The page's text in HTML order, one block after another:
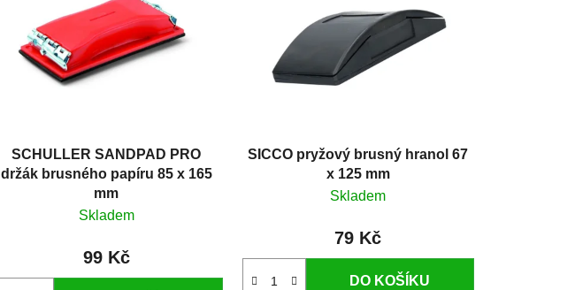
SCHULLER SANDPAD PRO
držák brusného papíru 85 x 165
mm
Skladem
99 Kč
SICCO pryžový brusný hranol 67
x 125 mm
Skladem
79 Kč
DO KOŠÍKU